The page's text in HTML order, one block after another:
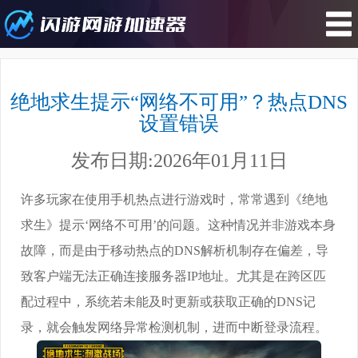
提示“网络不可用”？热点DNS设置错
绝地求生提示“网络不可用”？热点DNS
设置错误
发布日期:2026年01月11日
许多玩家在使用手机热点进行游戏时，常常遇到《绝地
求生》提示‘网络不可用’的问题。这种情况并非游戏本身
故障，而是由于移动热点的DNS解析机制存在偏差，导
致客户端无法正确连接服务器IP地址。尤其是在跨区匹
配过程中，系统若未能及时更新或获取正确的DNS记
录，就会触发网络异常检测机制，进而中断登录流程。